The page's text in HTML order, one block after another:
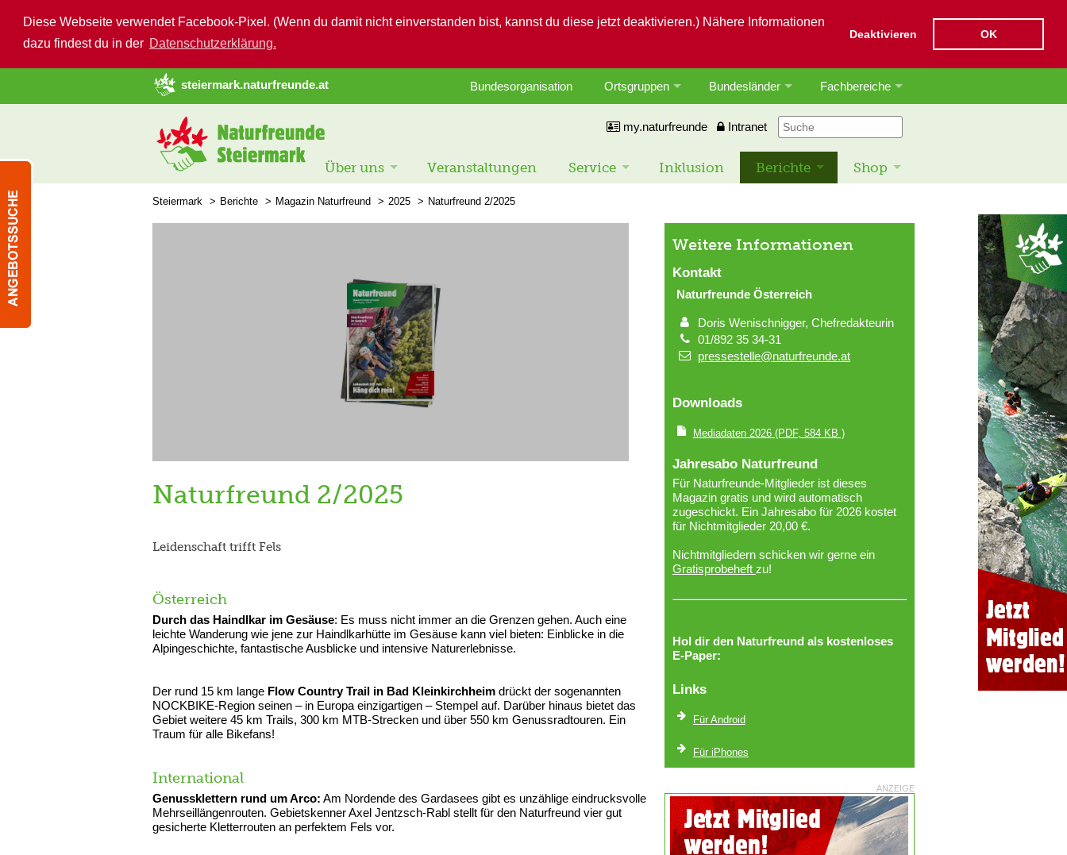
Diese Webseite verwendet Facebook-Pixel. (Wenn du damit nicht einverstanden bist, kannst du diese jetzt deaktivieren.) Nähere Informationen
dazu findest du in der Datenschutzerklärung.
Deaktivieren OK
➜ Hauptregion der Seite anspringen
steiermark.naturfreunde.at Bundesorganisation Ortsgruppen Bundesländer Fachbereiche
my.naturfreunde Intranet
Über uns Veranstaltungen Service Inklusion Berichte Shop
Steiermark Berichte Magazin Naturfreund 2025 Naturfreund 2/2025
Naturfreund 2/2025
Leidenschaft trifft Fels
Österreich
Durch das Haindlkar im Gesäuse: Es muss nicht immer an die Grenzen gehen. Auch eine
leichte Wanderung wie jene zur Haindlkarhütte im Gesäuse kann viel bieten: Einblicke in die
Alpingeschichte, fantastische Ausblicke und intensive Naturerlebnisse.
Der rund 15 km lange Flow Country Trail in Bad Kleinkirchheim drückt der sogenannten
NOCKBIKE-Region seinen – in Europa einzigartigen – Stempel auf. Darüber hinaus bietet das
Gebiet weitere 45 km Trails, 300 km MTB-Strecken und über 550 km Genussradtouren. Ein
Traum für alle Bikefans!
International
Genussklettern rund um Arco: Am Nordende des Gardasees gibt es unzählige eindrucksvolle
Mehrseillängenrouten. Gebietskenner Axel Jentzsch-Rabl stellt für den Naturfreund vier gut
gesicherte Kletterrouten an perfektem Fels vor.
Weitere Informationen
Kontakt
Naturfreunde Österreich
Doris Wenischnigger, Chefredakteurin
01/892 35 34-31
pressestelle@naturfreunde.at
Downloads
Mediadaten 2026(PDF, 584 KB )
Jahresabo Naturfreund
Für Naturfreunde-Mitglieder ist dieses
Magazin gratis und wird automatisch
zugeschickt. Ein Jahresabo für 2026 kostet
für Nichtmitglieder 20,00 €.
Nichtmitgliedern schicken wir gerne ein
Gratisprobeheft zu!
Hol dir den Naturfreund als kostenloses
E-Paper:
Links
Für Android
Für iPhones
ANZEIGE